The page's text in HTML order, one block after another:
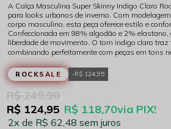
A Calça Masculina Super Skinny Indigo Claro
para looks urbanos de inverno. Com
corpo masculino, esta peça oferece estilo e
Confeccionada em 98% algodão e 2%
liberdade de movimento. O tom indigo claro
combinando perfeitamente com peças em tons
ROCKSALE R$ 124,95
R$ 118,70via PIX!
R$ 249,90
R$ 124,95
2x R$ 62,48sem juros